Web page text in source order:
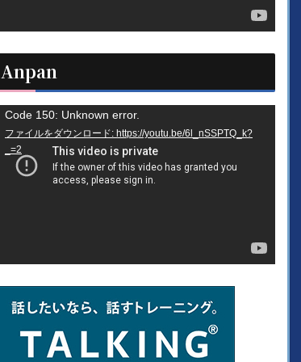
Anpan
動
画
Code 150: Unknown error.
ファイルをダウンロード: https://youtu.be/6l_nSSPTQ_k?
_=2